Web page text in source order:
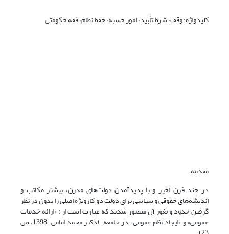
کلیدواژه: وقف، شرط تأبید، امور حسبه، حفظ نظام، فقه حکومتی
مقدمه
در چند قرن اخیر و با پدیدآمدن دولت‌های مدرن، بیشتر مکاتب و
اندیشه‌های حقوقی و سیاسی برای دولت دو کارویژه اصلی را بدون در نظر
گرفتن حدود و ثغور آن متصور شدند که عبارت است از : «ارائه خدمات
عمومی» و «ایجاد نظم عمومی» در جامعه. (دکتر محمد امامی، 1398، ص